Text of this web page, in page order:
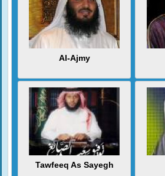
Al-Ajmy
Tawfeeq As Sayegh